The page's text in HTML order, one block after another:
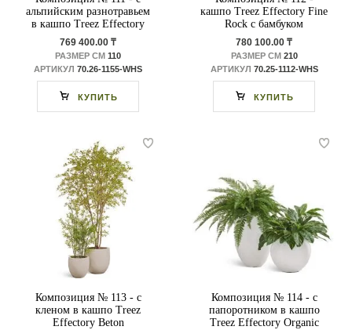
альпийским разнотравьем
в кашпо Treez Effectory
Fine Rock
769 400.00 ₸
РАЗМЕР СМ 110
АРТИКУЛ 70.26-1155-WHS
КУПИТЬ
кашпо Treez Effectory Fine
Rock с бамбуком
780 100.00 ₸
РАЗМЕР СМ 210
АРТИКУЛ 70.25-1112-WHS
КУПИТЬ
Композиция № 113 - с
кленом в кашпо Treez
Effectory Beton
Композиция № 114 - с
папоротником в кашпо
Treez Effectory Organic